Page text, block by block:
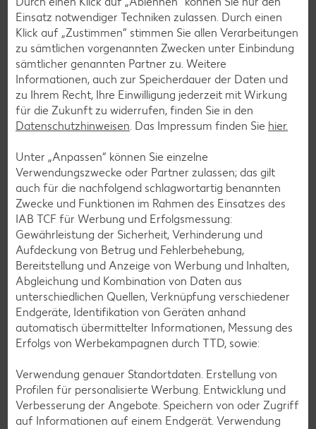
myflexbox Paketstationen
Egal ob du ein Paket von DPD, GLS, UPS oder FedEx
erwartest oder versenden möchtest – mit myflexbox
findest du zahlreiche Paketanbieter an einem Ort. Verbinde
von Paketen und spare dir so viel Zeit bei deinen täglichen
Erledigungen.
Weitere Informationen
Einsatz notwendiger Techniken zulassen. Durch einen
Klick auf „Zustimmen“ stimmen Sie allen Verarbeitungen
zu sämtlichen vorgenannten Zwecken unter Einbindung
sämtlicher genannten Partner zu. Weitere
Informationen, auch zur Speicherdauer der Daten und
zu Ihrem Recht, Ihre Einwilligung jederzeit mit Wirkung
für die Zukunft zu widerrufen, finden Sie in den
Datenschutzhinweisen. Das Impressum finden Sie hier.
Unter „Anpassen“ können Sie einzelne
Verwendungszwecke oder Partner zulassen; das gilt
auch für die nachfolgend schlagwortartig benannten
Zwecke und Funktionen im Rahmen des Einsatzes des
IAB TCF für Werbung und Erfolgsmessung:
Gewährleistung der Sicherheit, Verhinderung und
Aufdeckung von Betrug und Fehlerbehebung,
Bereitstellung und Anzeige von Werbung und Inhalten,
Abgleichung und Kombination von Daten aus
unterschiedlichen Quellen, Verknüpfung verschiedener
Endgeräte, Identifikation von Geräten anhand
automatisch übermittelter Informationen, Messung des
Erfolgs von Werbekampagnen durch TTD, sowie:
Verwendung genauer Standortdaten. Erstellung von
Profilen für personalisierte Werbung. Entwicklung und
Verbesserung der Angebote. Speichern von oder Zugriff
auf Informationen auf einem Endgerät. Verwendung